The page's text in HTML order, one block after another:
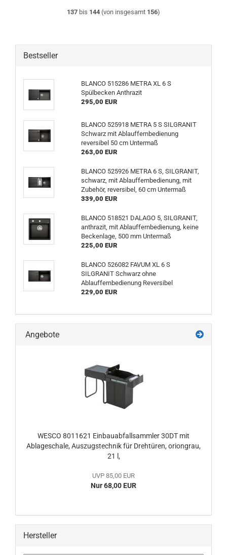
137 bis 144 (von insgesamt 156)
Bestseller
BLANCO 515286 METRA XL 6 S
Spülbecken Anthrazit
295,00 EUR
BLANCO 525918 METRA 5 S SILGRANIT
Schwarz mit Ablauffernbedienung
reversibel 50 cm Untermaß
263,00 EUR
BLANCO 525926 METRA 6 S, SILGRANIT,
schwarz, mit Ablauffernbedienung, mit
Zubehör, reversibel, 60 cm Untermaß
339,00 EUR
BLANCO 518521 DALAGO 5, SILGRANIT,
anthrazit, mit Ablauffernbedienung, keine
Beckenlage, 500 mm Untermaß
225,00 EUR
BLANCO 526082 FAVUM XL 6 S
SILGRANIT Schwarz ohne
Ablauffernbedienung Reversibel
229,00 EUR
Angebote
WESCO 8011621 Einbauabfallsammler 30DT mit
Ablageschale, Auszugstechnik für Drehtüren, oriongrau,
21 l,
UVP 85,00 EUR
Nur 68,00 EUR
Hersteller